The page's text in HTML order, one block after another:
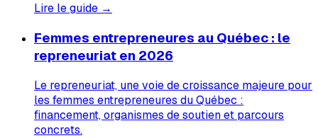
Lire le guide →
Femmes entrepreneures au Québec : le
repreneuriat en 2026
Le repreneuriat, une voie de croissance majeure pour
les femmes entrepreneures du Québec :
financement, organismes de soutien et parcours
concrets.